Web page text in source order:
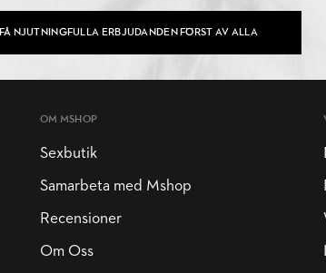
FÅ NJUTNINGFULLA ERBJUDANDEN FÖRST AV ALLA
OM MSHOP
Sexbutik
Samarbeta med Mshop
Recensioner
Om Oss